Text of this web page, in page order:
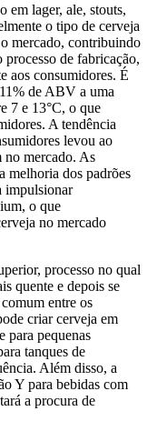
em lager, ale, stouts,
o tipo de cerveja
mercado, contribuindo
de fabricação,
aos consumidores. É
de ABV a uma
7 e 13°C, o que
A tendência
levou ao
no mercado. As
melhoria dos padrões
impulsionar
o que
no mercado
processo no qual
quente e depois se
entre os
criar cerveja em
para pequenas
tanques de
Além disso, a
Y para bebidas com
a procura de